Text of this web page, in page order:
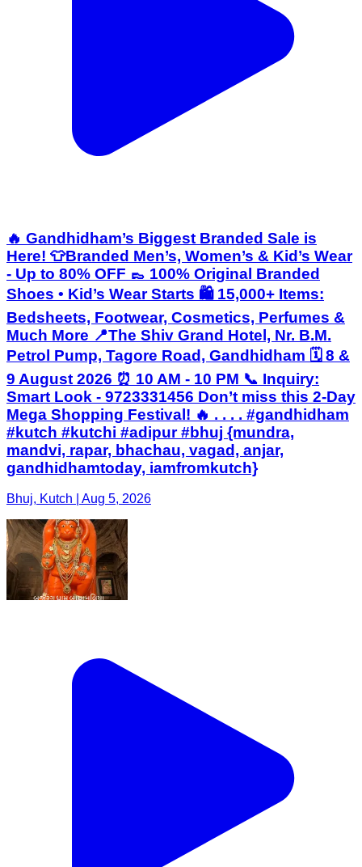
🔥 Gandhidham’s Biggest Branded Sale is
Here! 👕Branded Men’s, Women’s & Kid’s Wear
- Up to 80% OFF 👞 100% Original Branded
Shoes • Kid’s Wear Starts 🛍️ 15,000+ Items:
Bedsheets, Footwear, Cosmetics, Perfumes &
Much More 📍The Shiv Grand Hotel, Nr. B.M.
Petrol Pump, Tagore Road, Gandhidham 🗓️ 8 &
9 August 2026 ⏰ 10 AM - 10 PM 📞 Inquiry:
Smart Look - 9723331456 Don’t miss this 2-Day
Mega Shopping Festival! 🔥 . . . . #gandhidham
#kutch #kutchi #adipur #bhuj {mundra,
mandvi, rapar, bhachau, vagad, anjar,
gandhidhamtoday, iamfromkutch}
Bhuj, Kutch | Aug 5, 2026